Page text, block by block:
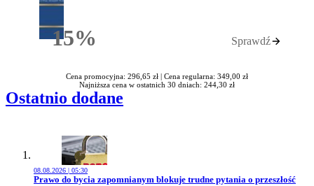
15%Rabatu Sprawdź
Cena promocyjna: 296,65 zł | Cena regularna: 349,00 zł
Najniższa cena w ostatnich 30 dniach: 244,30 zł
Ostatnio dodane
08.08.2026 | 05:30
Przejdź do artykułu:
Prawo do bycia zapomnianym blokuje trudne pytania o przeszłość